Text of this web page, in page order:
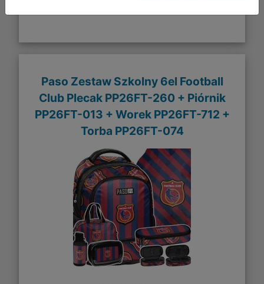
Paso Zestaw Szkolny 6el Football
Club Plecak PP26FT-260 + Piórnik
PP26FT-013 + Worek PP26FT-712 +
Torba PP26FT-074